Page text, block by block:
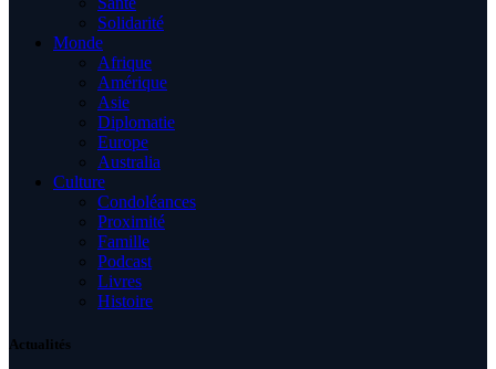
Solidarité
Monde
Afrique
Amérique
Asie
Diplomatie
Europe
Australia
Culture
Condoléances
Proximité
Famille
Podcast
Livres
Histoire
Actualités